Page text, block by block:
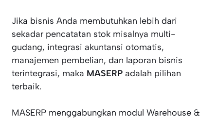
Jika bisnis Anda membutuhkan lebih dari
sekadar pencatatan stok misalnya multi-
gudang, integrasi akuntansi otomatis,
manajemen pembelian, dan laporan bisnis
terintegrasi, maka MASERP adalah pilihan
terbaik.
MASERP menggabungkan modul Warehouse &